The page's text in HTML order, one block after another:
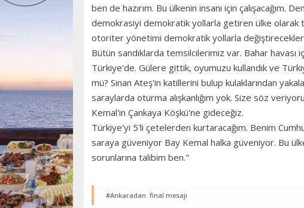
ben de hazırım. Bu ülkenin insanı için çalışacağım.
demokrasiyi demokratik yollarla getiren ülke olarak
otoriter yönetimi demokratik yollarla
Bütün sandıklarda temsilcilerimiz var. Bahar havası
Türkiye'de. Gülere gittik, oyumuzu kullandık ve
mü? Sinan Ateş'in katillerini bulup kulaklarından
saraylarda oturma alışkanlığım yok. Size söz
Kemal'in Çankaya Köşkü'ne gideceğiz.
Türkiye'yi 5'li çetelerden kurtaracağım. Benim
saraya güveniyor Bay Kemal halka güveniyor. Bu
sorunlarına talibim ben."
#Ankaradan final mesajı